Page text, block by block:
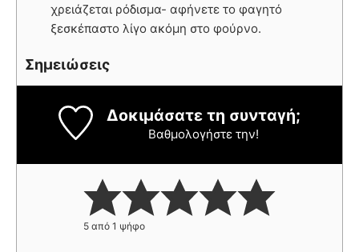
χρειάζεται ρόδισμα- αφήνετε το φαγητό
ξεσκέπαστο λίγο ακόμη στο φούρνο.
Σημειώσεις
Δοκιμάσατε τη συνταγή;
Βαθμολογήστε την!
5 από 1 ψήφο